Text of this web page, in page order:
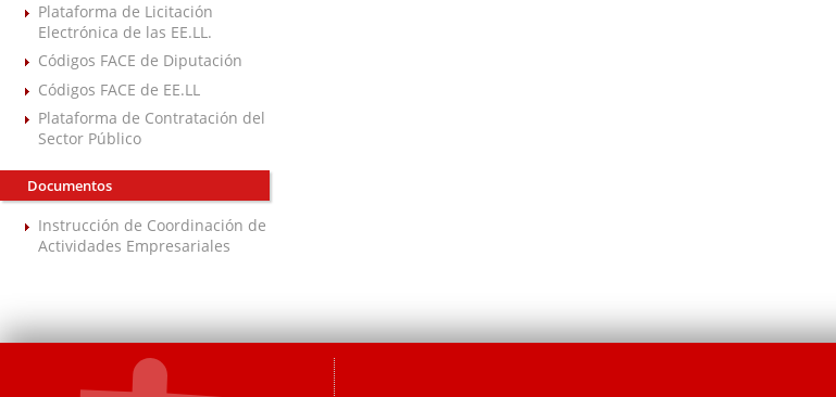
Plataforma de Licitación
Electrónica de las EE.LL.
Códigos FACE de Diputación
Códigos FACE de EE.LL
Plataforma de Contratación del
Sector Público
Documentos
Instrucción de Coordinación de
Actividades Empresariales